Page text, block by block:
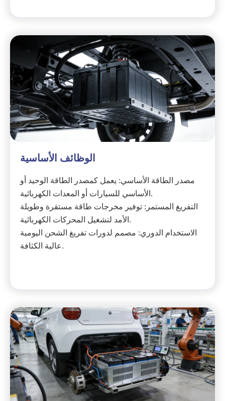
الوظائف الأساسية
مصدر الطاقة الأساسي: يعمل كمصدر الطاقة الوحيد أو
الأساسي للسيارات أو المعدات الكهربائية.
التفريغ المستمر: توفير مخرجات طاقة مستقرة وطويلة
الأمد لتشغيل المحركات الكهربائية.
الاستخدام الدوري: مصمم لدورات تفريغ الشحن اليومية
عالية الكثافة.